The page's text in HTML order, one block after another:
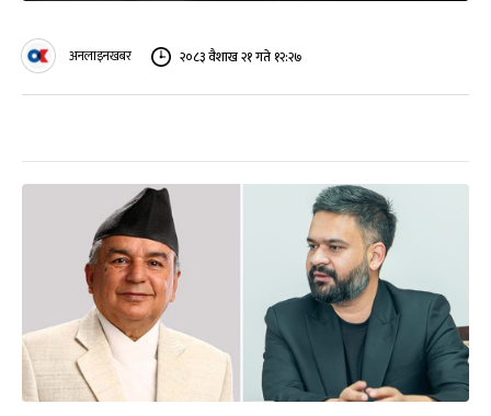
अनलाइनखबर २०८३ वैशाख २१ गते १२:२७